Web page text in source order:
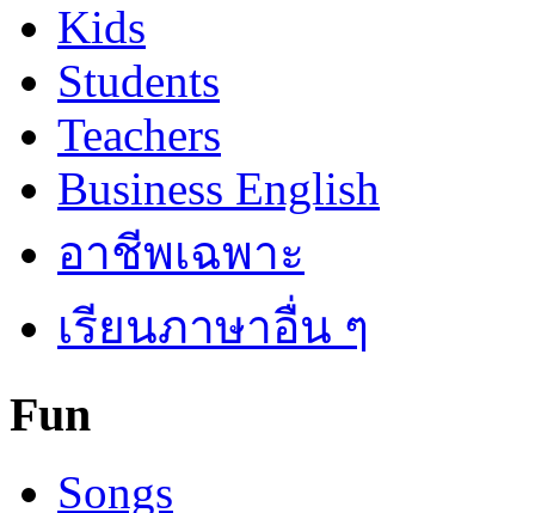
Kids
Students
Teachers
Business English
อาชีพเฉพาะ
เรียนภาษาอื่น ๆ
Fun
Songs